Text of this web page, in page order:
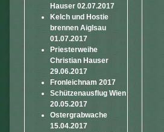
Hauser 02.07.2017
Kelch und Hostie
brennen Aiglsau
01.07.2017
Priesterweihe
Christian Hauser
29.06.2017
Fronleichnam 2017
Schützenausflug Wien
20.05.2017
Ostergrabwache
15.04.2017